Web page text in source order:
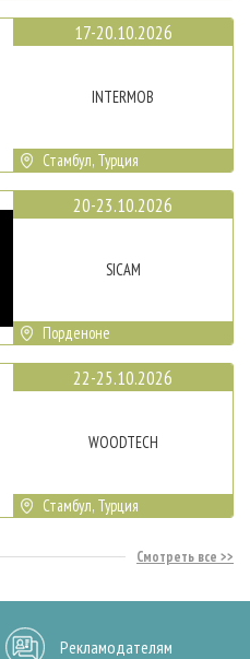
17-20.10.2026
INTERMOB
Стамбул, Турция
20-23.10.2026
SICAM
Порденоне
22-25.10.2026
WOODTECH
Стамбул, Турция
Смотреть все
Рекламодателям